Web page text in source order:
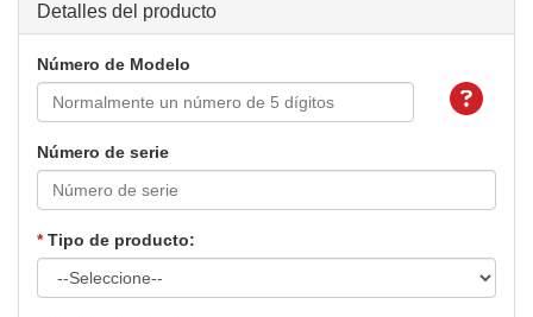
Detalles del producto
Número de Modelo
Número de serie
*Tipo de producto: